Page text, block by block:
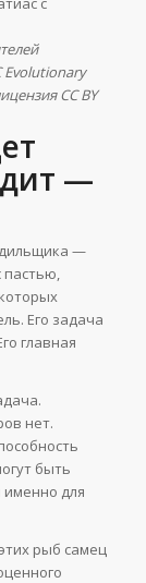
Evolutionary
CC BY
—
—
пастью,
Его задача
главная
нет.
быть
для
рыб самец